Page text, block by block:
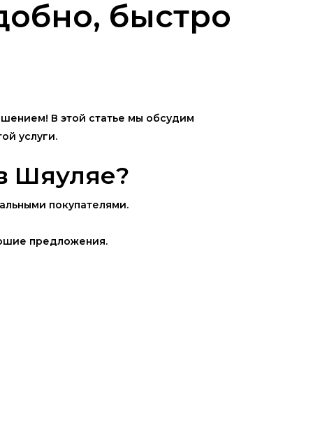
быстро
В этой статье мы обсудим
услуги.
Шяуляе?
покупателями.
предложения.